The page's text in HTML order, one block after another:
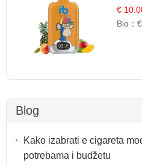
|€
Bio：
Blog
Kako izabrati e cigareta
potrebama i budžetu